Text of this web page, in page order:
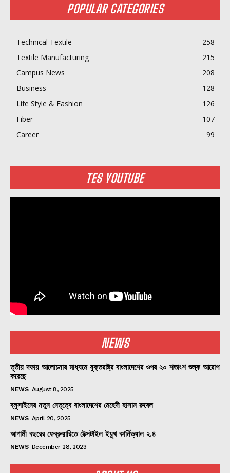
POPULAR CATEGORIES
Technical Textile
258
Textile Manufacturing
215
Campus News
208
Business
128
Life Style & Fashion
126
Fiber
107
Career
99
TES YOUTUBE
NEWS
তৃতীয় দফায় আলোচনার মাধ্যমে যুক্তরাষ্ট্র বাংলাদেশের ওপর ২০ শতাংশ শুল্ক আরোপ
করেছে
NEWS August 8, 2025
ব্লুসাইনের নতুন নেতৃত্বে বাংলাদেশের মেহেদী হাসান রুবেল
NEWS April 20, 2025
আগামী বছরের ফেব্রুয়ারিতে টেক্সটাইল ইয়ুথ কার্নিভ্যাল ২.৪
NEWS December 28, 2023